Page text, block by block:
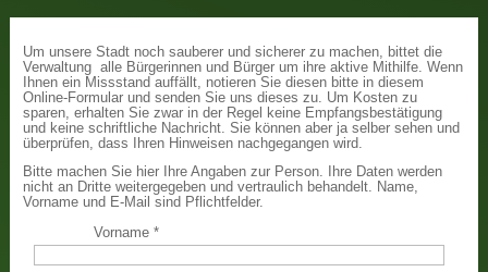
Um unsere Stadt noch sauberer und sicherer zu machen, bittet die
Verwaltung alle Bürgerinnen und Bürger um ihre aktive Mithilfe. Wenn
Ihnen ein Missstand auffällt, notieren Sie diesen bitte in diesem
Online-Formular und senden Sie uns dieses zu. Um Kosten zu
sparen, erhalten Sie zwar in der Regel keine Empfangsbestätigung
und keine schriftliche Nachricht. Sie können aber ja selber sehen und
überprüfen, dass Ihren Hinweisen nachgegangen wird.
Bitte machen Sie hier Ihre Angaben zur Person. Ihre Daten werden
nicht an Dritte weitergegeben und vertraulich behandelt. Name,
Vorname und E-Mail sind Pflichtfelder.
Vorname*